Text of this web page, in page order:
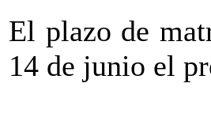
El plazo de
14 de junio el